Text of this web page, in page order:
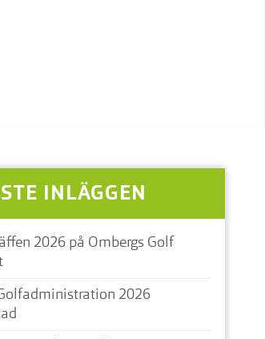
INLÄGGEN
2026 på Ombergs Golf
2026